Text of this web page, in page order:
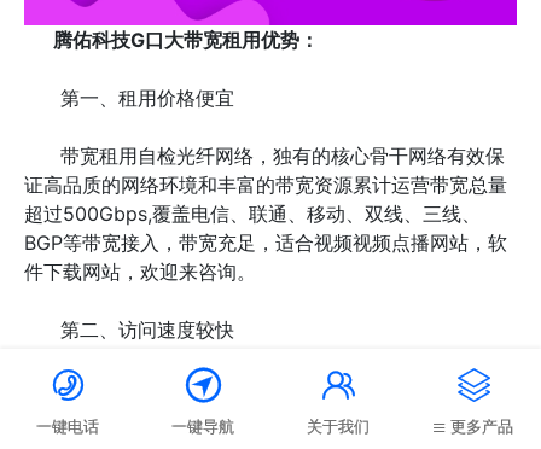
腾佑科技G口大带宽租用优势：
第一、租用价格便宜
带宽租用自检光纤网络，独有的核心骨干网络有效保
证高品质的网络环境和丰富的带宽资源累计运营带宽总量
超过500Gbps,覆盖电信、联通、移动、双线、三线、
BGP等带宽接入，带宽充足，适合视频视频点播网站，软
件下载网站，欢迎来咨询。
第二、访问速度较快
腾佑科技大带宽服务器带宽资源丰富，算是真正意义
上的大带宽租用的服务器，就算是遇到大流量攻击或者网

一键电话

一键导航

关于我们

更多产品